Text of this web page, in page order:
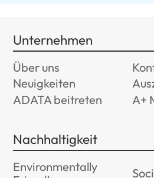
Unternehmen
Über uns
Neuigkeiten
ADATA beitreten
A+
Nachhaltigkeit
Environmentally